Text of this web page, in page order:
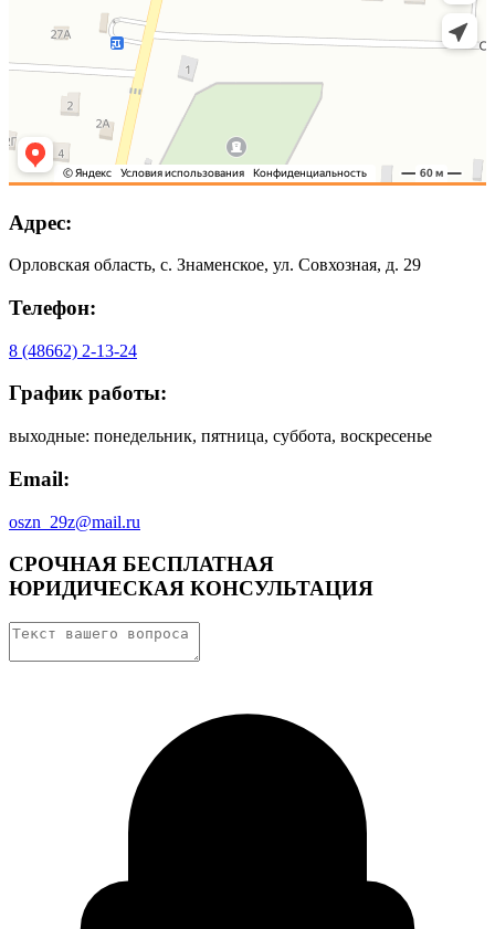
Адрес:
Орловская область, с. Знаменское, ул. Совхозная, д. 29
Телефон:
8 (48662) 2-13-24
График работы:
выходные: понедельник, пятница, суббота, воскресенье
Email:
oszn_29z@mail.ru
СРОЧНАЯ БЕСПЛАТНАЯ
ЮРИДИЧЕСКАЯ КОНСУЛЬТАЦИЯ